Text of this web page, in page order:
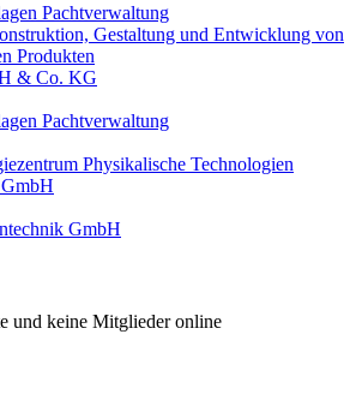
Pachtverwaltung
Gestaltung und Entwicklung von
Produkten
& Co. KG
Pachtverwaltung
Physikalische Technologien
GmbH
und keine Mitglieder online